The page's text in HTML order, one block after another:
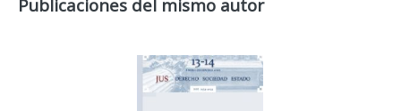
Publicaciones del mismo autor